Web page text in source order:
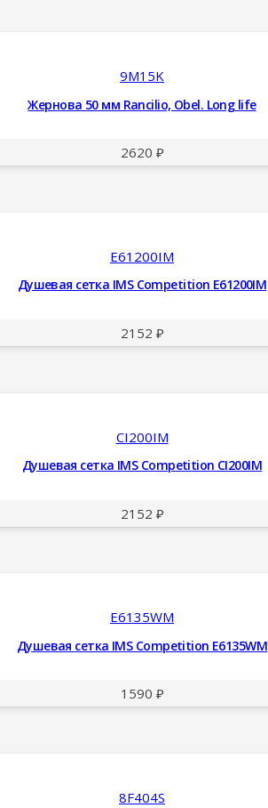
9M15K
Жернова 50 мм Rancilio, Obel. Long life
2620 ₽
E61200IM
Душевая сетка IMS Competition E61200IM
2152 ₽
CI200IM
Душевая сетка IMS Competition CI200IM
2152 ₽
E6135WM
Душевая сетка IMS Competition E6135WM
1590 ₽
8F404S